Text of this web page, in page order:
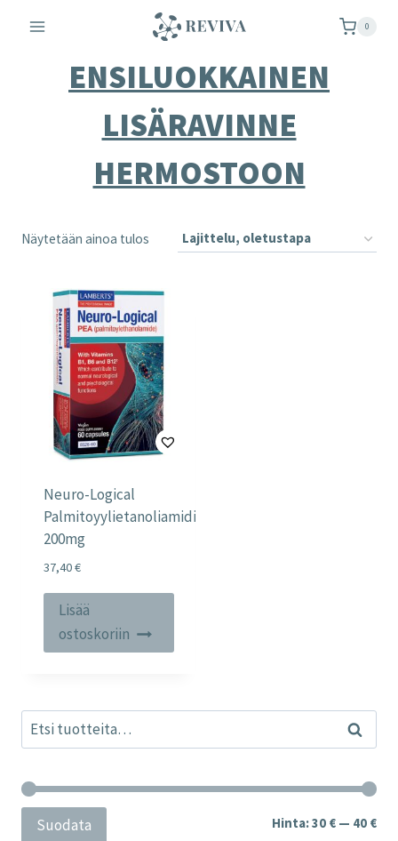
sisältöön
0
ENSILUOKKAINEN
LISÄRAVINNE
HERMOSTOON
Näytetään ainoa tulos
Neuro-Logical
Palmitoyylietanoliamidi
200mg
37,40€
Lisää
ostoskoriin
Etsi: Haku
Suodata Hinta:30 € — 40 €